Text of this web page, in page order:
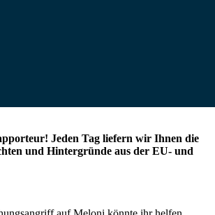
Jeden Tag liefern wir Ihnen die
und Hintergründe aus der EU- und